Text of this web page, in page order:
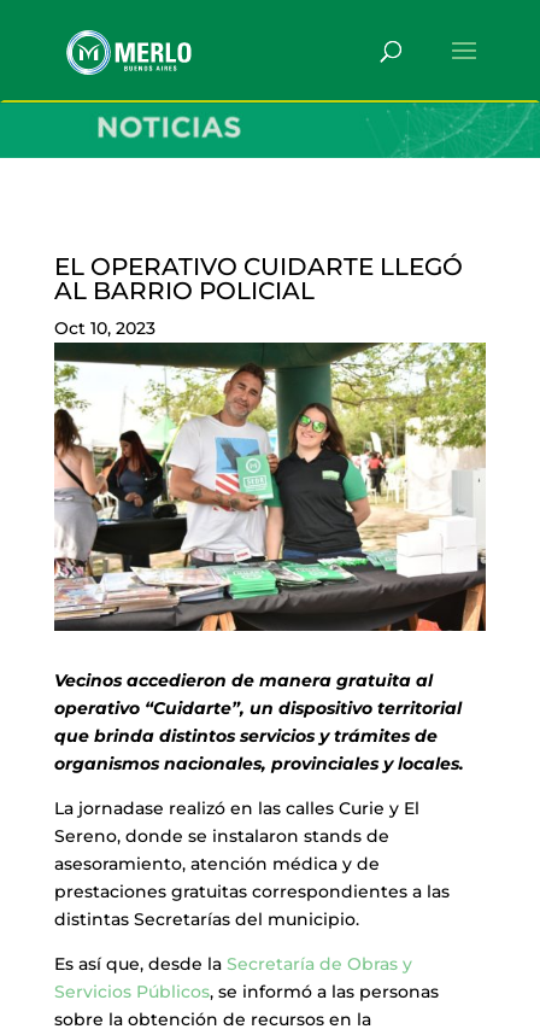
EL OPERATIVO CUIDARTE LLEGÓ
AL BARRIO POLICIAL
Oct 10, 2023
Vecinos accedieron de manera gratuita al
operativo “Cuidarte”, un dispositivo territorial
que brinda distintos servicios y trámites de
organismos nacionales, provinciales y locales.
La jornadase realizó en las calles Curie y El
Sereno, donde se instalaron stands de
asesoramiento, atención médica y de
prestaciones gratuitas correspondientes a las
distintas Secretarías del municipio.
Es así que, desde laSecretaría de Obras y
Servicios Públicos, se informó a las personas
sobre la obtención de recursos en la